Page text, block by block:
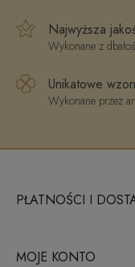
Najwyższa
Wykonane z
Unikatowe
Wykonane przez
PŁATNOŚCI I
MOJE KONTO